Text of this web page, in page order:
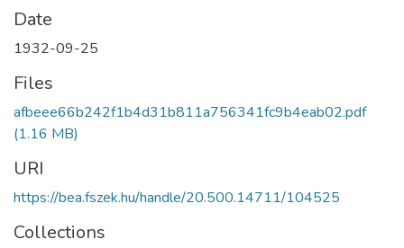
Date
1932-09-25
Files
afbeee66b242f1b4d31b811a756341fc9b4eab02.pdf
(1.16 MB)
URI
https://bea.fszek.hu/handle/20.500.14711/104525
Collections